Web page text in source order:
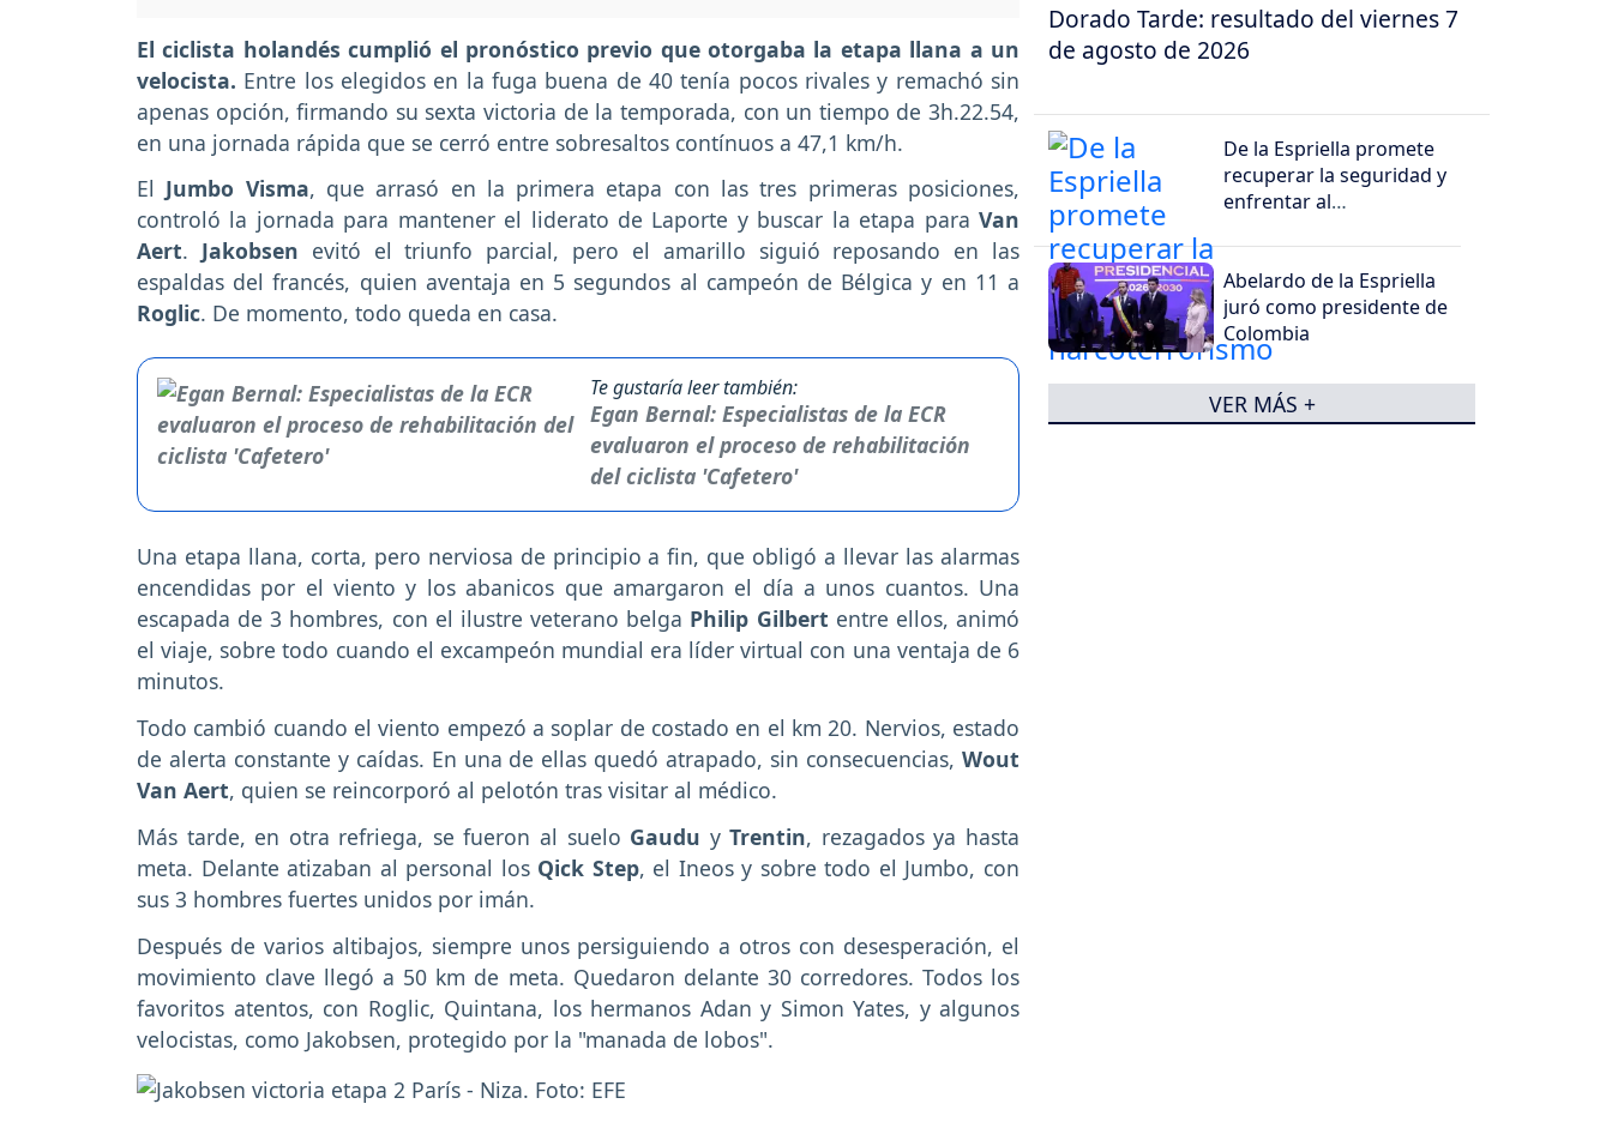
El ciclista holandés cumplió el pronóstico previo que otorgaba la etapa llana a un
velocista. Entre los elegidos en la fuga buena de 40 tenía pocos rivales y remachó sin
apenas opción, firmando su sexta victoria de la temporada, con un tiempo de 3h.22.54,
en una jornada rápida que se cerró entre sobresaltos contínuos a 47,1 km/h.
El Jumbo Visma, que arrasó en la primera etapa con las tres primeras posiciones,
controló la jornada para mantener el liderato de Laporte y buscar la etapa para Van
Aert. Jakobsen evitó el triunfo parcial, pero el amarillo siguió reposando en las
espaldas del francés, quien aventaja en 5 segundos al campeón de Bélgica y en 11 a
Roglic. De momento, todo queda en casa.
Te gustaría leer también:
Egan Bernal: Especialistas de la ECR
evaluaron el proceso de rehabilitación
del ciclista 'Cafetero'
Una etapa llana, corta, pero nerviosa de principio a fin, que obligó a llevar las alarmas
encendidas por el viento y los abanicos que amargaron el día a unos cuantos. Una
escapada de 3 hombres, con el ilustre veterano belga Philip Gilbert entre ellos, animó
el viaje, sobre todo cuando el excampeón mundial era líder virtual con una ventaja de 6
minutos.
Todo cambió cuando el viento empezó a soplar de costado en el km 20. Nervios, estado
de alerta constante y caídas. En una de ellas quedó atrapado, sin consecuencias, Wout
Van Aert, quien se reincorporó al pelotón tras visitar al médico.
Más tarde, en otra refriega, se fueron al suelo Gaudu yTrentin, rezagados ya hasta
meta. Delante atizaban al personal los Qick Step, el Ineos y sobre todo el Jumbo, con
sus 3 hombres fuertes unidos por imán.
Después de varios altibajos, siempre unos persiguiendo a otros con desesperación, el
movimiento clave llegó a 50 km de meta. Quedaron delante 30 corredores. Todos los
favoritos atentos, con Roglic, Quintana, los hermanos Adan y Simon Yates, y algunos
velocistas, como Jakobsen, protegido por la "manada de lobos".
Dorado Tarde: resultado del viernes 7
de agosto de 2026
De la Espriella promete
recuperar la seguridad y
enfrentar al
Abelardo de la Espriella
juró como presidente de
Colombia
VER MÁS +